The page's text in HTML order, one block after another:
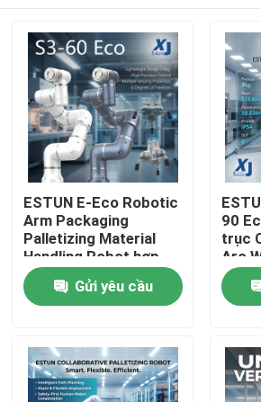
Nhà
Video
ESTUN E-Eco Robotic
Arm Packaging
Palletizing Material
Handling Robot hợp
tác với OnRobot
GripperGửi yêu cầu
90
trục
Arc
hợp